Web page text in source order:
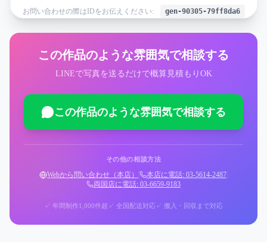
お問い合わせの際はIDをお伝えください: gen-90305-79ff8da6
この作品のような雰囲気で相談する
LINEで写真を送るだけで概算見積もりOK
この作品のような雰囲気で相談する
その他の相談方法
Webから問い合わせ（本店） 本店に電話: 03-5614-2487
両国店に電話: 03-6659-9183
✓ 年間制作1,000件超 ✓ 全国配送対応 ✓ 搬入・回収まで対応